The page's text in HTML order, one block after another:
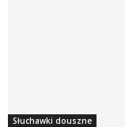
Słuchawki douszne